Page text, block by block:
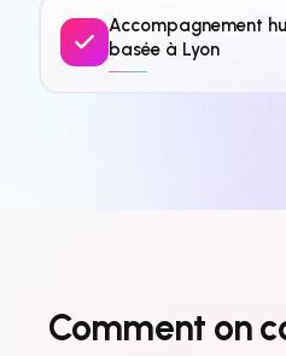
Accompagnement
basée à Lyon
Comment on